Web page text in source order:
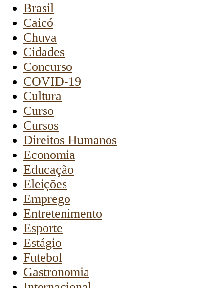
Brasil
Caicó
Chuva
Cidades
Concurso
COVID-19
Cultura
Curso
Cursos
Direitos Humanos
Economia
Educação
Eleições
Emprego
Entretenimento
Esporte
Estágio
Futebol
Gastronomia